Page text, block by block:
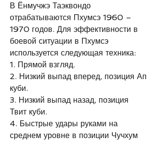
В Ёнмучжэ Таэквондо
отрабатываются Пхумсэ 1960 –
1970 годов. Для эффективности в
боевой ситуации в Пхумсэ
используется следующая техника:
1. Прямой взгляд.
2. Низкий выпад вперед, позиция Ап
куби.
3. Низкий выпад назад, позиция
Твит куби.
4. Быстрые удары руками на
среднем уровне в позиции Чучхум